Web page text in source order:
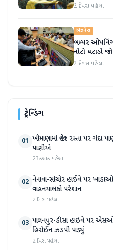
2 દિવસ પહેલા
બિઝનેસ
બમ્પર
મોટો ઘટાડો
2 દિવસ પહેલા
ટ્રેન્ડિંગ
01 ખીમાણામાં જાહેર રસ્તા પર ગંદા
પાણીએ
23 કલાક પહેલા
02 નેનાવા-સાંચોર હાઈવે પર
વાહનચાલકો પરેશાન
2 દિવસ પહેલા
03 પાલનપુર-ડીસા હાઇવે પર
હિરોઈન ઝડપી પાડ્યું
2 દિવસ પહેલા